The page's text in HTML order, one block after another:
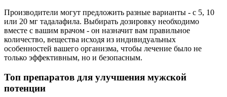
Производители могут предложить разные варианты - с 5, 10
или 20 мг тадалафила. Выбирать дозировку необходимо
вместе с вашим врачом - он назначит вам правильное
количество, вещества исходя из индивидуальных
особенностей вашего организма, чтобы лечение было не
только эффективным, но и безопасным.
Топ препаратов для улучшения мужской
потенции